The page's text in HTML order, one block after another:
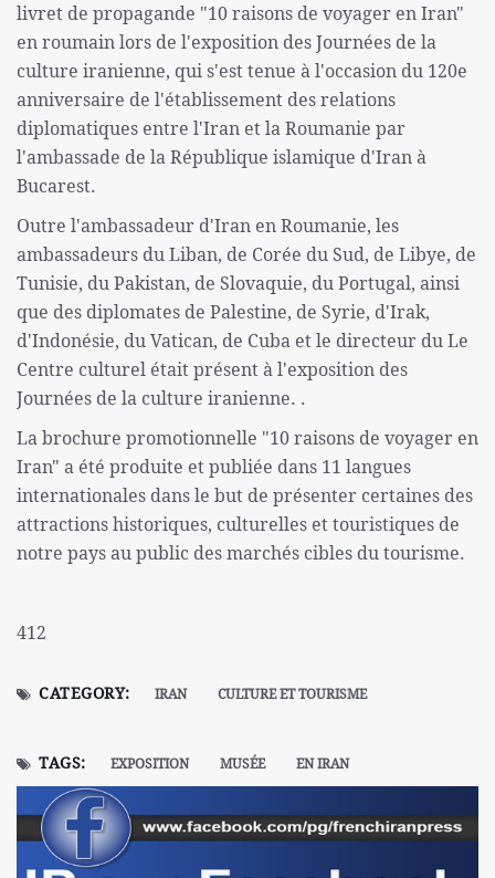
livret de propagande "10 raisons de voyager en Iran"
en roumain lors de l'exposition des Journées de la
culture iranienne, qui s'est tenue à l'occasion du 120e
anniversaire de l'établissement des relations
diplomatiques entre l'Iran et la Roumanie par
l'ambassade de la République islamique d'Iran à
Bucarest.
Outre l'ambassadeur d'Iran en Roumanie, les
ambassadeurs du Liban, de Corée du Sud, de Libye, de
Tunisie, du Pakistan, de Slovaquie, du Portugal, ainsi
que des diplomates de Palestine, de Syrie, d'Irak,
d'Indonésie, du Vatican, de Cuba et le directeur du Le
Centre culturel était présent à l'exposition des
Journées de la culture iranienne. .
La brochure promotionnelle "10 raisons de voyager en
Iran" a été produite et publiée dans 11 langues
internationales dans le but de présenter certaines des
attractions historiques, culturelles et touristiques de
notre pays au public des marchés cibles du tourisme.
412
CATEGORY: IRAN CULTURE ET TOURISME
TAGS: EXPOSITION MUSÉE EN IRAN